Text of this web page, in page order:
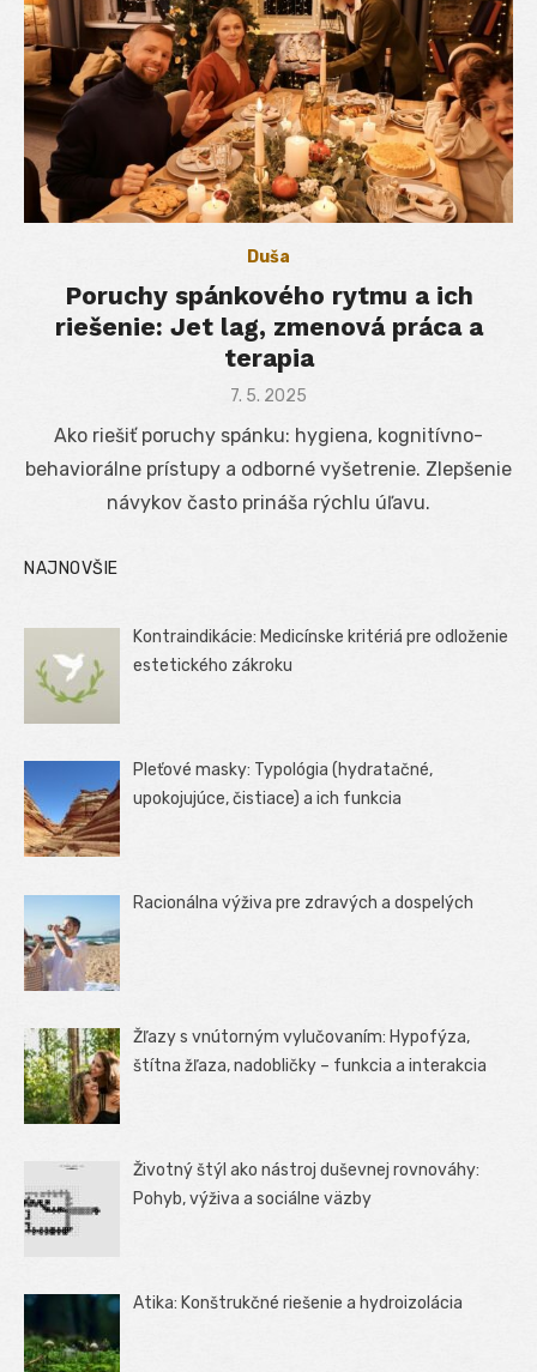
Duša
Poruchy spánkového rytmu a ich
riešenie: Jet lag, zmenová práca a
terapia
Posted
7. 5. 2025
Ako riešiť poruchy spánku: hygiena, kognitívno-
behaviorálne prístupy a odborné vyšetrenie. Zlepšenie
návykov často prináša rýchlu úľavu.
NAJNOVŠIE
Kontraindikácie: Medicínske kritériá pre odloženie
estetického zákroku
Pleťové masky: Typológia (hydratačné,
upokojujúce, čistiace) a ich funkcia
Racionálna výživa pre zdravých a dospelých
Žľazy s vnútorným vylučovaním: Hypofýza,
štítna žľaza, nadobličky – funkcia a interakcia
Životný štýl ako nástroj duševnej rovnováhy:
Pohyb, výživa a sociálne väzby
Atika: Konštrukčné riešenie a hydroizolácia